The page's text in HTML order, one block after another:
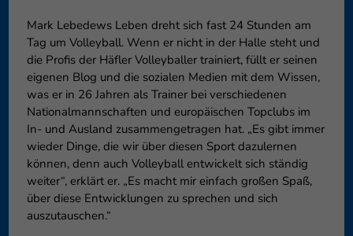
Mark Lebedews Leben dreht sich fast 24 Stunden am
Tag um Volleyball. Wenn er nicht in der Halle steht und
die Profis der Häfler Volleyballer trainiert, füllt er seinen
eigenen Blog und die sozialen Medien mit dem Wissen,
was er in 26 Jahren als Trainer bei verschiedenen
Nationalmannschaften und europäischen Topclubs im
In- und Ausland zusammengetragen hat. „Es gibt immer
wieder Dinge, die wir über diesen Sport dazulernen
können, denn auch Volleyball entwickelt sich ständig
weiter“, erklärt er. „Es macht mir einfach großen Spaß,
über diese Entwicklungen zu sprechen und sich
auszutauschen.“
Cookie-Informationen anzeigen
Externe Medien (6)
Inhalte von Videoplattformen und Social-Media-Plattformen werden
standardmäßig blockiert. Wenn Cookies von externen Medien akzeptiert
werden, bedarf der Zugriff auf diese Inhalte keiner manuellen
Einwilligung mehr.
Cookie-Informationen anzeigen
Impressum